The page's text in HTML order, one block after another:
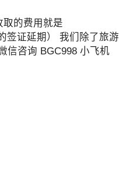
取的费用就是
签证延期） 我们除了旅游
信咨询 BGC998 小飞机